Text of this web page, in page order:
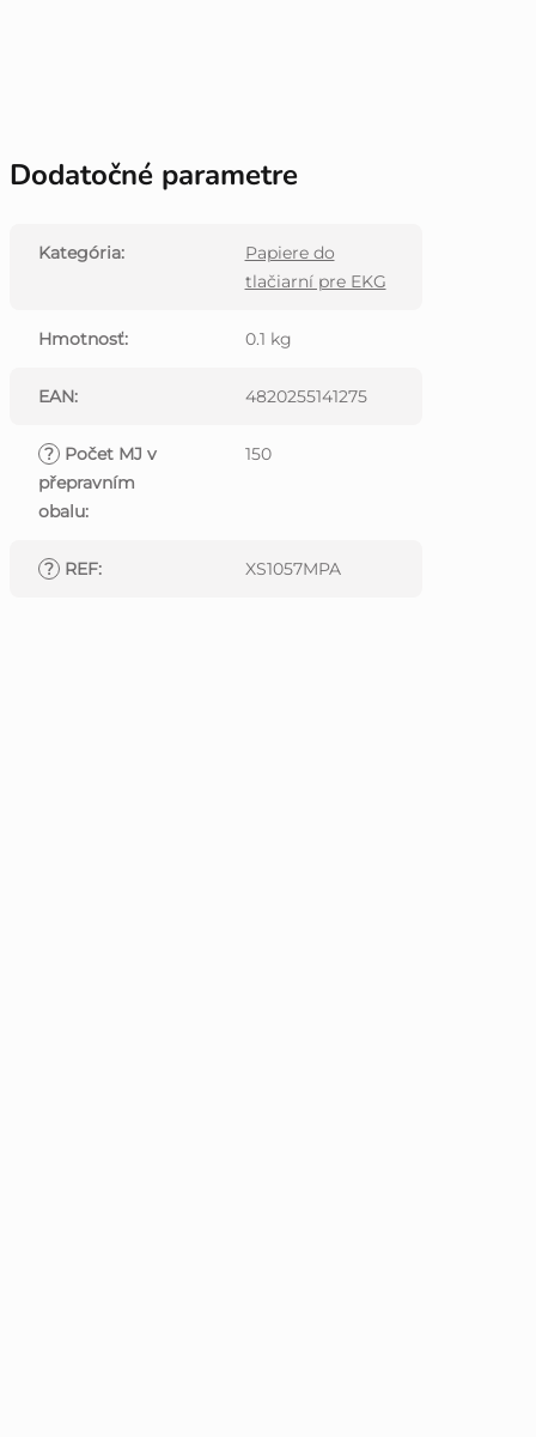
Dodatočné parametre
Kategória:
Papiere do
tlačiarní pre EKG
Hmotnosť: 0.1 kg
EAN: 4820255141275
? Počet MJ v
přepravním
obalu:
150
? REF: XS1057MPA